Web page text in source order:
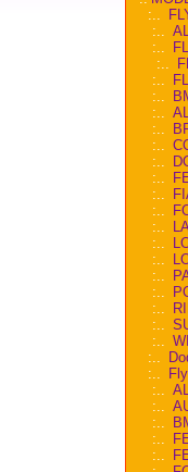
:..
:..
:..
:..
:..
:..
:..
:..
:..
:..
:..
:..
:..
:..
:..
:..
:..
:..
:..
:..
:..
:..
:..
:..
:..
:..
:..
:..